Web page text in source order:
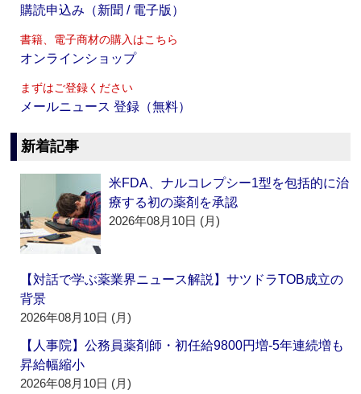
購読申込み（新聞 / 電子版）
書籍、電子商材の購入はこちら
オンラインショップ
まずはご登録ください
メールニュース 登録（無料）
新着記事
米FDA、ナルコレプシー1型を包括的に治
療する初の薬剤を承認
2026年08月10日 (月)
【対話で学ぶ薬業界ニュース解説】サツドラTOB成立の
背景
2026年08月10日 (月)
【人事院】公務員薬剤師・初任給9800円増‐5年連続増も
昇給幅縮小
2026年08月10日 (月)